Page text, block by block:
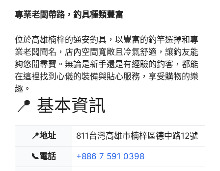
專業老闆帶路，釣具種類豐富
位於高雄楠梓的通安釣具，以豐富的釣竿選擇和專
業老闆聞名，店內空間寬敞且冷氣舒適，讓釣友能
夠悠閒尋寶。無論是新手還是有經驗的釣客，都能
在這裡找到心儀的裝備與貼心服務，享受購物的樂
趣。
📍 基本資訊
📍地址 811台灣高雄市楠梓區德中路12號
📞電話 +886 7 591 0398